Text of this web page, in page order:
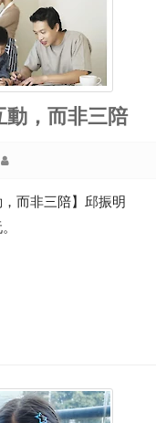
動，而非三陪
，而非三陪】邱振明